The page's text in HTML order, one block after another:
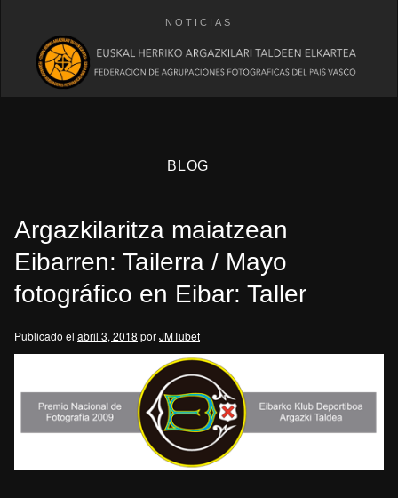
NOTICIAS
BLOG
Argazkilaritza maiatzean
Eibarren: Tailerra / Mayo
fotográfico en Eibar: Taller
Publicado el abril 3, 2018 porJMTubet